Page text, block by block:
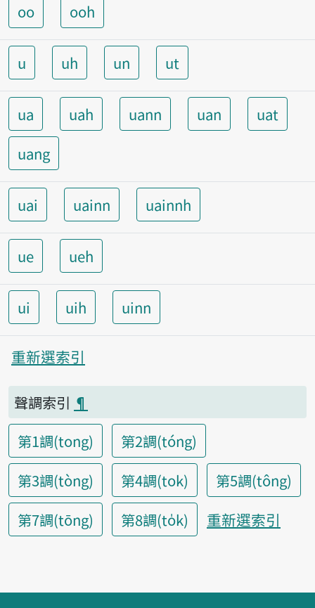
oo ooh
u uh un ut
ua uah uann uan
uat
uang
uai uainn uainnh
ue ueh
ui uih uinn
重新選索引
聲調索引 ¶
第1調(tong)
第2調(tóng)
第3調(tòng)
第4調(tok)
第5調(tông)
第7調(tōng)
第8調(to̍k) 重新選索引